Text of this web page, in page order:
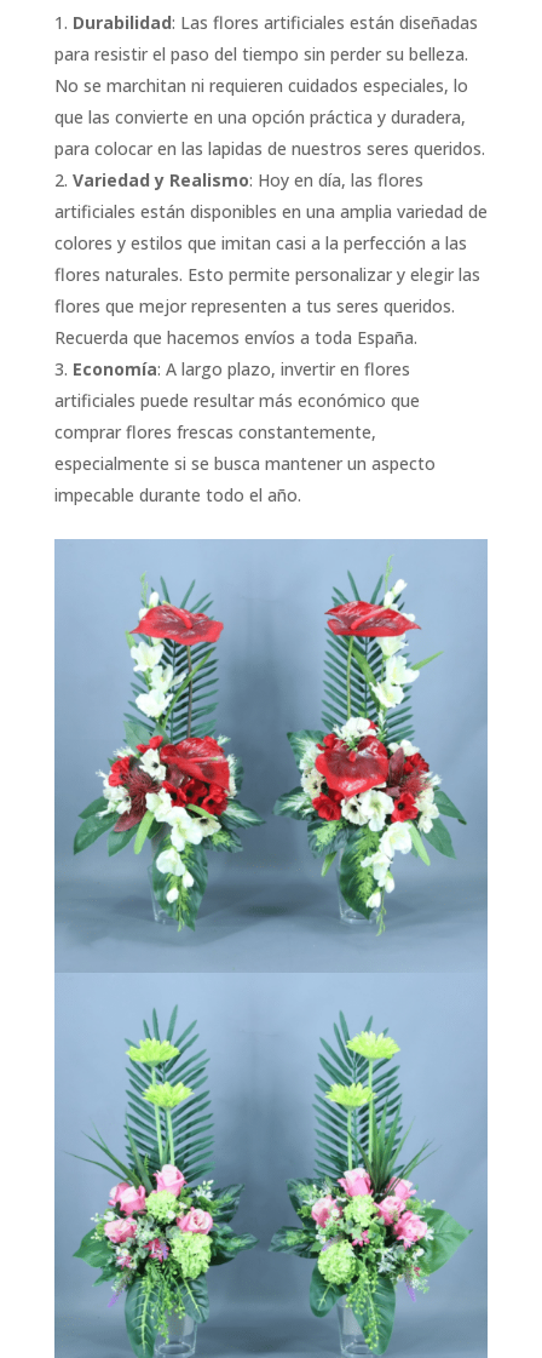
Durabilidad: Las flores artificiales están diseñadas
para resistir el paso del tiempo sin perder su belleza.
No se marchitan ni requieren cuidados especiales, lo
que las convierte en una opción práctica y duradera,
para colocar en las lapidas de nuestros seres queridos.
Variedad y Realismo: Hoy en día, las flores
artificiales están disponibles en una amplia variedad de
colores y estilos que imitan casi a la perfección a las
flores naturales. Esto permite personalizar y elegir las
flores que mejor representen a tus seres queridos.
Recuerda que hacemos envíos a toda España.
Economía: A largo plazo, invertir en flores
artificiales puede resultar más económico que
comprar flores frescas constantemente,
especialmente si se busca mantener un aspecto
impecable durante todo el año.